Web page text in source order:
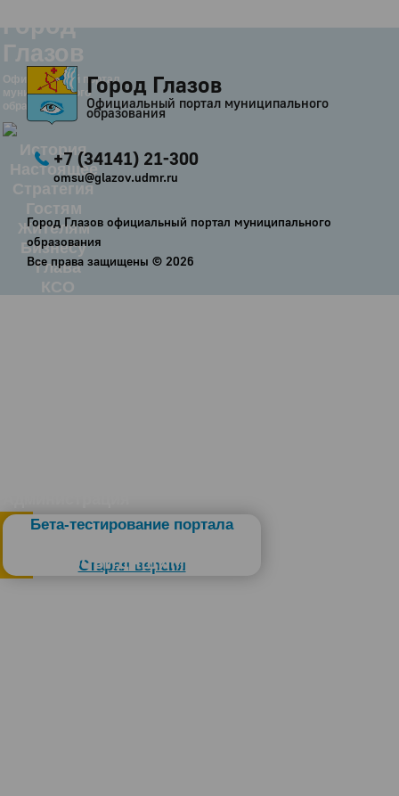
Город
Глазов
Официальный портал
муниципального
образования
История
Настоящее
Стратегия
Гостям
Жителям
Бизнесу
Глава
КСО
Бета-тестирование портала
Старая версия
Слабовидящим
Город Глазов
Официальный портал муниципального
образования
+7 (34141) 21-300
omsu@glazov.udmr.ru
Город Глазов официальный портал муниципального
образования
Все права защищены © 2026